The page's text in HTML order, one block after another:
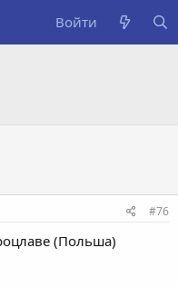
Войти
#76
(Польша)